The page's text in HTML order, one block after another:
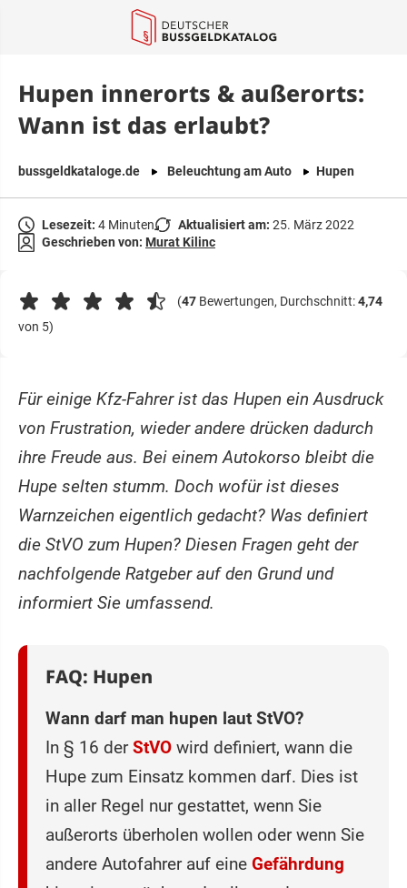
Hupen innerorts & außerorts:
Wann ist das erlaubt?
bussgeldkataloge.de Beleuchtung am Auto Hupen
Lesezeit: 4 Minuten Aktualisiert am: 25. März 2022
Geschrieben von: Murat Kilinc
(47 Bewertungen, Durchschnitt:4,74
von 5)
Für einige Kfz-Fahrer ist das Hupen ein Ausdruck
von Frustration, wieder andere drücken dadurch
ihre Freude aus. Bei einem Autokorso bleibt die
Hupe selten stumm. Doch wofür ist dieses
Warnzeichen eigentlich gedacht? Was definiert
die StVO zum Hupen? Diesen Fragen geht der
nachfolgende Ratgeber auf den Grund und
informiert Sie umfassend.
FAQ: Hupen
Wann darf man hupen laut StVO?
In § 16 derStVO wird definiert, wann die
Hupe zum Einsatz kommen darf. Dies ist
in aller Regel nur gestattet, wenn Sie
außerorts überholen wollen oder wenn Sie
andere Autofahrer auf eine Gefährdung